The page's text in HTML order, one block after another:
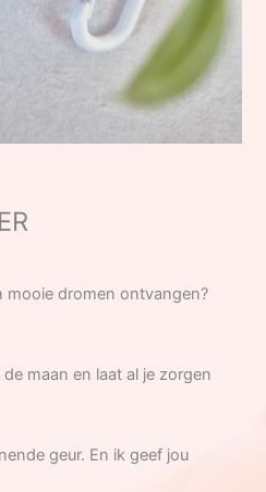
mooie dromen ontvangen?
maan en laat al je zorgen
geur. En ik geef jou